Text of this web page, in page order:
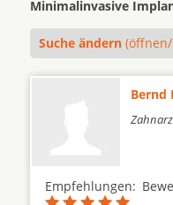
Minimalinvasive
Suche ändern
Bernd
Empfehlungen: